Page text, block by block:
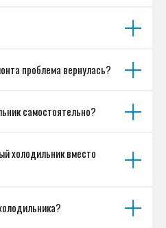
проблема вернулась?
самостоятельно?
холодильник вместо